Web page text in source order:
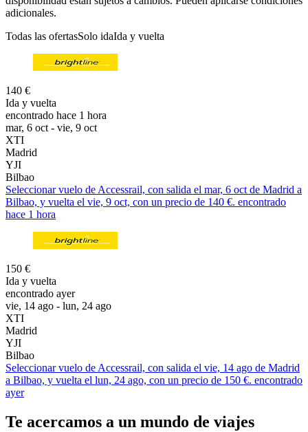
adicionales.
Todas las ofertasSolo idaIda y vuelta
140 €
Ida y vuelta
encontrado hace 1 hora
mar, 6 oct - vie, 9 oct
XTI
Madrid
YJI
Bilbao
Seleccionar vuelo de Accessrail, con salida el mar, 6 oct de Madrid a
Bilbao, y vuelta el vie, 9 oct, con un precio de 140 €. encontrado
hace 1 hora
150 €
Ida y vuelta
encontrado ayer
vie, 14 ago - lun, 24 ago
XTI
Madrid
YJI
Bilbao
Seleccionar vuelo de Accessrail, con salida el vie, 14 ago de Madrid
a Bilbao, y vuelta el lun, 24 ago, con un precio de 150 €. encontrado
ayer
Te acercamos a un mundo de viajes